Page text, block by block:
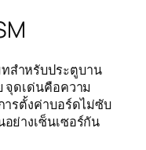
สำหรับประตูบาน
จุดเด่นคือความ
ารตั้งค่าบอร์ดไม่ซับ
ย่างเซ็นเซอร์กัน